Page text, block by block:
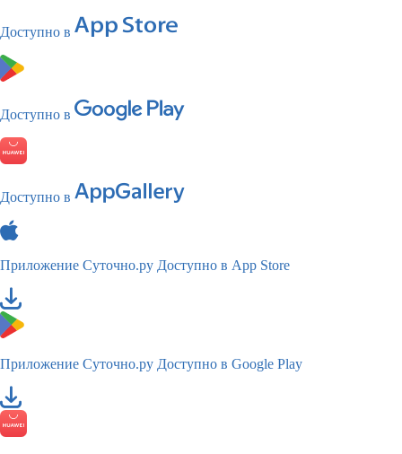
Доступно в
Доступно в
Доступно в
Приложение Суточно.ру Доступно в App Store
Приложение Суточно.ру Доступно в Google Play